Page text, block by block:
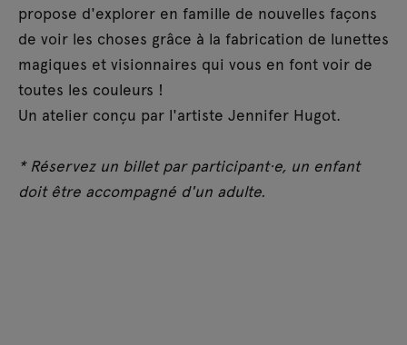
propose d'explorer en famille de nouvelles façons
de voir les choses grâce à la fabrication de lunettes
magiques et visionnaires qui vous en font voir de
toutes les couleurs !
Un atelier conçu par l'artiste Jennifer Hugot.
* Réservez un billet par participant·e, un enfant
doit être accompagné d'un adulte.